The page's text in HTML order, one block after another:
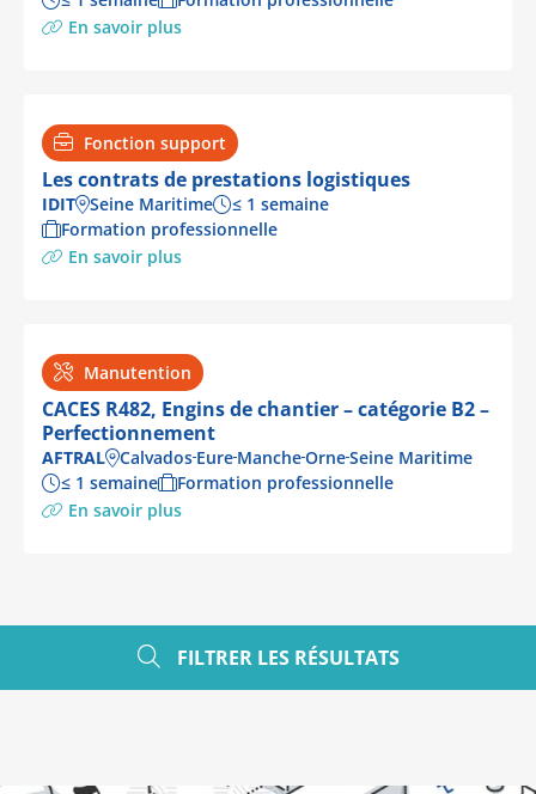
En savoir plus
Les contrats de prestations logistiques
Fonction support
IDIT Seine Maritime
≤ 1 semaine
Formation professionnelle
En savoir plus
CACES R482, Engins de chantier – catégorie B2 –
Perfectionnement
Manutention
AFTRAL Calvados Eure MancheOrneSeine Maritime
≤ 1 semaine
Formation professionnelle
En savoir plus
FILTRER LES RÉSULTATS